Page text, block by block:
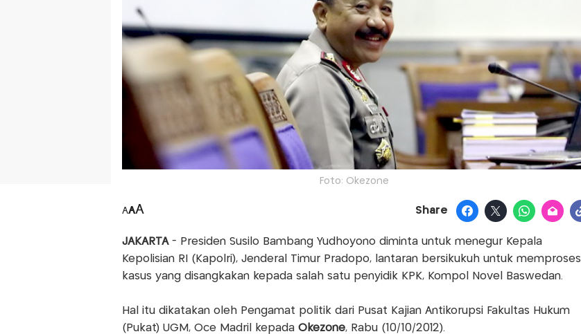
Foto: Okezone
AAA Share
JAKARTA- Presiden Susilo Bambang Yudhoyono diminta untuk menegur Kepala
Kepolisian RI (Kapolri), Jenderal Timur Pradopo, lantaran bersikukuh untuk memproses
kasus yang disangkakan kepada salah satu penyidik KPK, Kompol Novel Baswedan.
Hal itu dikatakan oleh Pengamat politik dari Pusat Kajian Antikorupsi Fakultas Hukum
(Pukat) UGM, Oce Madril kepada Okezone, Rabu (10/10/2012).